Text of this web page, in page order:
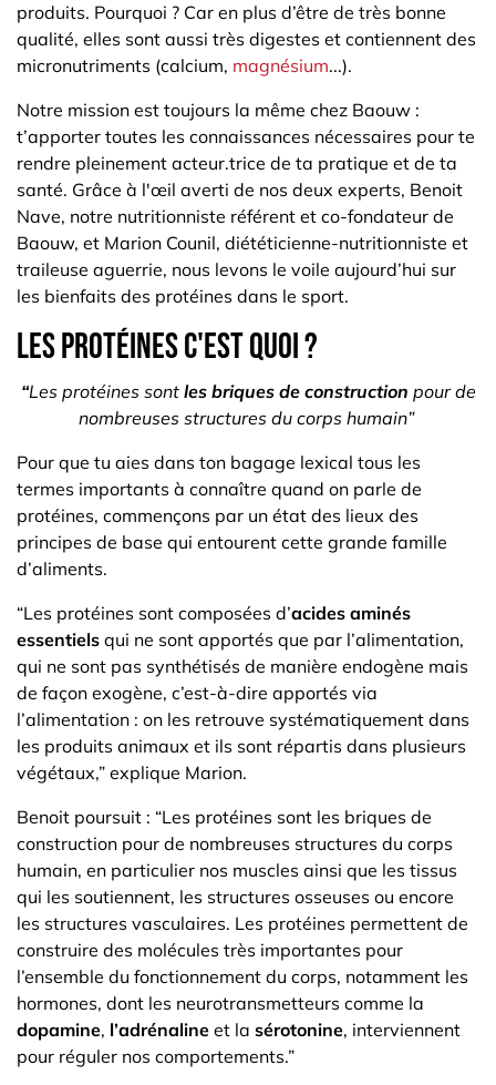
produits. Pourquoi ? Car en plus d’être de très bonne
qualité, elles sont aussi très digestes et contiennent des
micronutriments (calcium, magnésium...).
Notre mission est toujours la même chez Baouw :
t’apporter toutes les connaissances nécessaires pour te
rendre pleinement acteur.trice de ta pratique et de ta
santé. Grâce à l'œil averti de nos deux experts, Benoit
Nave, notre nutritionniste référent et co-fondateur de
Baouw, et Marion Counil, diététicienne-nutritionniste et
traileuse aguerrie, nous levons le voile aujourd’hui sur
les bienfaits des protéines dans le sport.
Les protéines c'est quoi ?
“Les protéines sontles briques de construction pour de
nombreuses structures du corps humain”
Pour que tu aies dans ton bagage lexical tous les
termes importants à connaître quand on parle de
protéines, commençons par un état des lieux des
principes de base qui entourent cette grande famille
d’aliments.
“Les protéines sont composées d’acides aminés
essentiels qui ne sont apportés que par l’alimentation,
qui ne sont pas synthétisés de manière endogène mais
de façon exogène, c’est-à-dire apportés via
l’alimentation : on les retrouve systématiquement dans
les produits animaux et ils sont répartis dans plusieurs
végétaux,” explique Marion.
Benoit poursuit : “Les protéines sont les briques de
construction pour de nombreuses structures du corps
humain, en particulier nos muscles ainsi que les tissus
qui les soutiennent, les structures osseuses ou encore
les structures vasculaires. Les protéines permettent de
construire des molécules très importantes pour
l’ensemble du fonctionnement du corps, notamment les
hormones, dont les neurotransmetteurs comme la
dopamine, l’adrénaline et la sérotonine, interviennent
pour réguler nos comportements.”